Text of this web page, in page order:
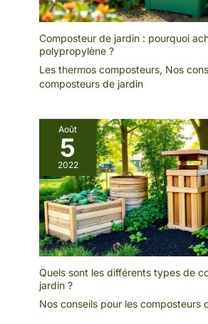
Composteur de jardin : pourquoi
polypropylène ?
Les thermos composteurs, Nos
composteurs de jardin
Août
5
2022
Quels sont les différents types de
jardin ?
Nos conseils pour les composteurs